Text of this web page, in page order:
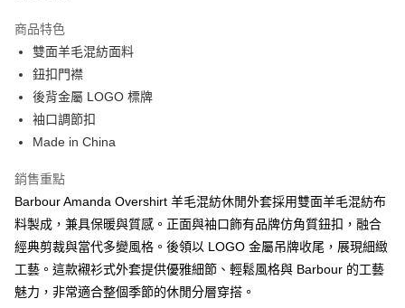
合作金庫商業銀行
華南商業銀行
上海商業儲蓄銀行
國泰世華商業銀行
臺灣中小企業銀行
元大商業銀行
台新國際商業銀行
中國信託商業銀行
台灣樂天信用卡公司
LINE Pay
Apple Pay
街口支付
悠遊付
Google Pay
全盈+PAY
AFTEE先享後付
相關說明
【關於「AFTEE先享後付」】
ATM付款
商品特色
雙面羊毛混紡面料
鈕扣門襟
後背金屬 LOGO 標牌
袖口調節扣
Made in China
銷售重點
Barbour Amanda Overshirt 羊毛混紡休閒外套採用雙面羊毛混紡布
料製成，兼具保暖與質感。正面與袖口飾有品牌仿角質鈕扣，融合
經典剪裁與當代多變風格。後領以 LOGO 金屬吊牌收尾，展現細緻
工藝。這款襯衫式外套提供優雅細節、輕鬆風格與 Barbour 的工藝
魅力，非常適合整個季節的休閒分層穿搭。